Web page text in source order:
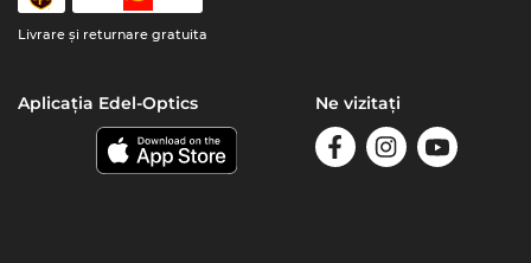
Livrare şi returnare gratuita
Aplicația Edel-Optics Ne vizitați